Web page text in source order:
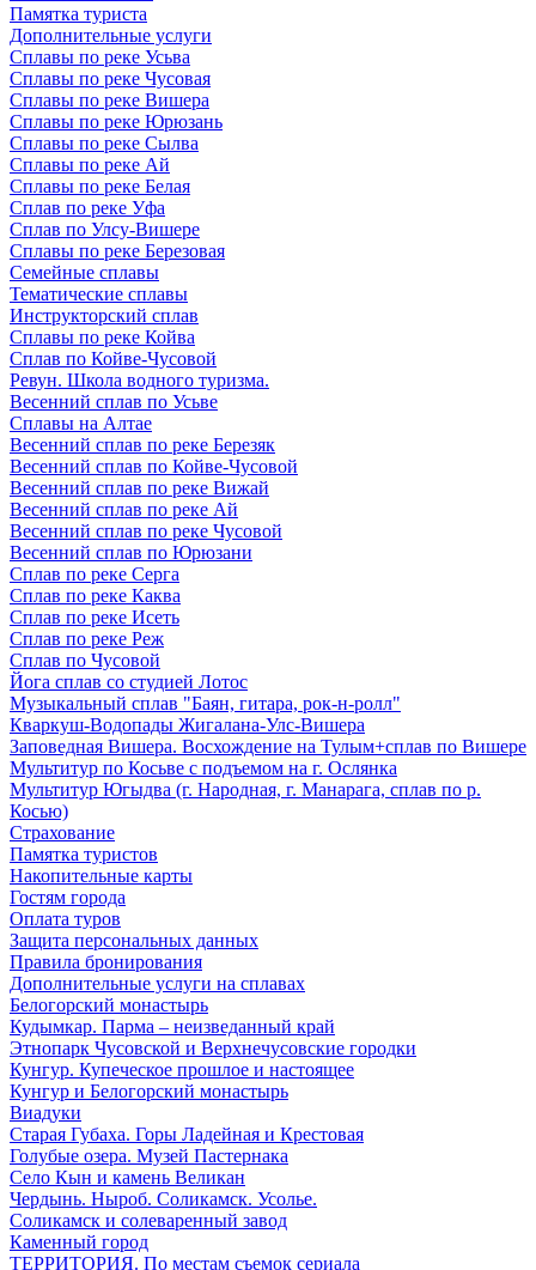
Памятка туриста
Дополнительные услуги
Сплавы по реке Усьва
Сплавы по реке Чусовая
Сплавы по реке Вишера
Сплавы по реке Юрюзань
Сплавы по реке Сылва
Сплавы по реке Ай
Сплавы по реке Белая
Сплав по реке Уфа
Сплав по Улсу-Вишере
Сплавы по реке Березовая
Семейные сплавы
Тематические сплавы
Инструкторский сплав
Сплавы по реке Койва
Сплав по Койве-Чусовой
Ревун. Школа водного туризма.
Весенний сплав по Усьве
Сплавы на Алтае
Весенний сплав по реке Березяк
Весенний сплав по Койве-Чусовой
Весенний сплав по реке Вижай
Весенний сплав по реке Ай
Весенний сплав по реке Чусовой
Весенний сплав по Юрюзани
Сплав по реке Серга
Сплав по реке Каква
Сплав по реке Исеть
Сплав по реке Реж
Сплав по Чусовой
Йога сплав со студией Лотос
Музыкальный сплав "Баян, гитара, рок-н-ролл"
Кваркуш-Водопады Жигалана-Улс-Вишера
Заповедная Вишера. Восхождение на Тулым+сплав по Вишере
Мультитур по Косьве с подъемом на г. Ослянка
Мультитур Югыдва (г. Народная, г. Манарага, сплав по р.
Косью)
Страхование
Памятка туристов
Накопительные карты
Гостям города
Оплата туров
Защита персональных данных
Правила бронирования
Дополнительные услуги на сплавах
Белогорский монастырь
Кудымкар. Парма – неизведанный край
Этнопарк Чусовской и Верхнечусовские городки
Кунгур. Купеческое прошлое и настоящее
Кунгур и Белогорский монастырь
Виадуки
Старая Губаха. Горы Ладейная и Крестовая
Голубые озера. Музей Пастернака
Село Кын и камень Великан
Чердынь. Ныроб. Соликамск. Усолье.
Соликамск и солеваренный завод
Каменный город
ТЕРРИТОРИЯ. По местам съемок сериала